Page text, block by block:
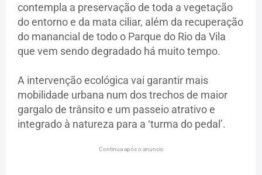
contempla a preservação de toda a vegetação
do entorno e da mata ciliar, além da recuperação
do manancial de todo o Parque do Rio da Vila
que vem sendo degradado há muito tempo.
A intervenção ecológica vai garantir mais
mobilidade urbana num dos trechos de maior
gargalo de trânsito e um passeio atrativo e
integrado à natureza para a ‘turma do pedal’.
Continua após o anuncio